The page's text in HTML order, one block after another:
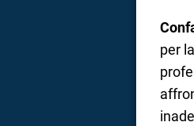
per